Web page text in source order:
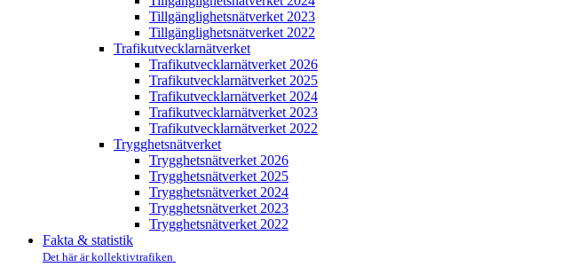
Tillgänglighets­nätverket 2023
Tillgänglighets­nätverket 2022
Trafikutvecklar­nätverket
Trafikutvecklar­nätverket 2026
Trafikutvecklar­nätverket 2025
Trafikutvecklar­nätverket 2024
Trafikutvecklar­nätverket 2023
Trafikutvecklar­nätverket 2022
Trygghets­nätverket
Trygghets­nätverket 2026
Trygghets­nätverket 2025
Trygghets­nätverket 2024
Trygghets­nätverket 2023
Trygghets­nätverket 2022
Fakta & statistik
Det här är kollektivtrafiken